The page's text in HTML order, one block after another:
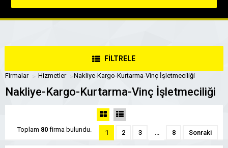
FİLTRELE
Firmalar Hizmetler Nakliye-Kargo-Kurtarma-Vinç İşletmeciliği
Nakliye-Kargo-Kurtarma-Vinç İşletmeciliği
Toplam 80 firma bulundu. 1 2 3 … 8 Sonraki